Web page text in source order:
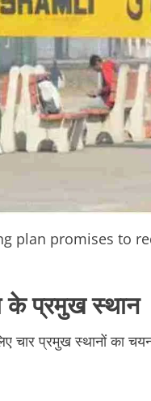
plan promises to
के प्रमुख स्थान
चार प्रमुख स्थानों का